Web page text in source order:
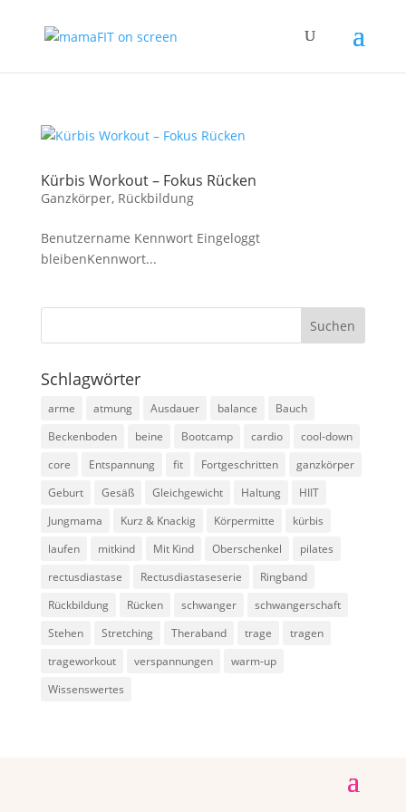
Kürbis Workout – Fokus Rücken
Ganzkörper, Rückbildung
Benutzername Kennwort Eingeloggt
bleibenKennwort...
Schlagwörter
arme atmung Ausdauer balance
Bauch
Beckenboden
beine Bootcamp cardio
cool-down
core
Entspannung fit Fortgeschritten
ganzkörper
Geburt
Gesäß Gleichgewicht Haltung
HIIT
Jungmama
Kurz & Knackig Körpermitte
kürbis
laufen
mitkind Mit Kind Oberschenkel
pilates
rectusdiastase
Rectusdiastaseserie
Ringband
Rückbildung
Rücken schwanger
schwangerschaft
Stehen
Stretching Theraband trage
tragen
trageworkout
verspannungen
warm-up
Wissenswertes